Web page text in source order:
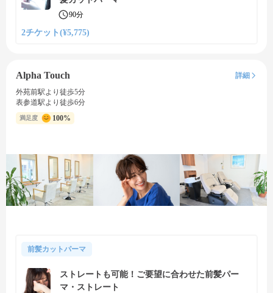
90分
2チケット(¥5,775)
Alpha Touch
詳細
外苑前駅より徒歩5分
表参道駅より徒歩6分
満足度 100%
前髪カットパーマ
ストレートも可能！ご要望に合わせた前髪パー
マ・ストレート